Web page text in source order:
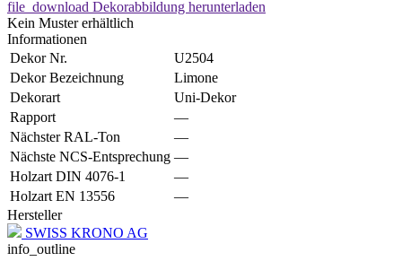
file_download Dekorabbildung herunterladen
Kein Muster erhältlich
Informationen
Dekor Nr.
U2504
Dekor Bezeichnung
Limone
Dekorart
Uni-Dekor
Rapport
—
Nächster RAL-Ton
—
Nächste NCS-Entsprechung —
Holzart DIN 4076-1
—
Holzart EN 13556
—
Hersteller
SWISS KRONO AG
info_outline